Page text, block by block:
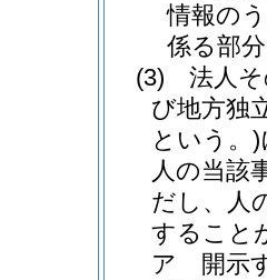
情報の
係る部分
(3)
法人
び地方独
という。)
人の当該
だし、人
すること
ア
開示